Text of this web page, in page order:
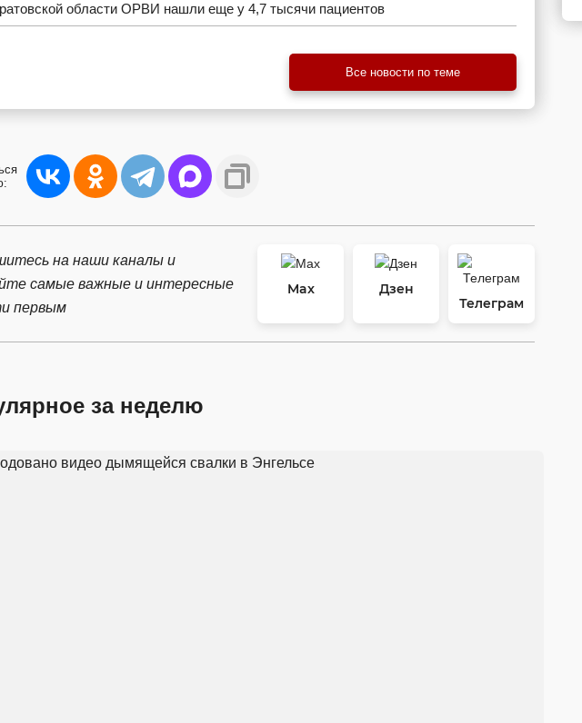
области ОРВИ нашли еще у 4,7 тысячи пациентов
Все новости по теме
на наши каналы и
самые важные и интересные
первым
Max
Дзен
Телеграм
за неделю